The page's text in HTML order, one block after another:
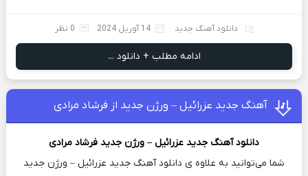
دانلود آهنگ جدید 14 آوریل 2024 0 نظر
ادامه مطلب + دانلود ...
آهنگ جدید عزرائیل – ورژن جدید از فرشاد مرادی
دانلود آهنگ جدید عزرائیل – ورژن جدید فرشاد مرادی
شما می‌توانید به علاوه ی دانلود آهنگ جدید عزرائیل – ورژن جدید